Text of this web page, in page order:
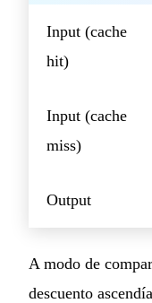
Input (cache
hit)
Input (cache
miss)
Output
A modo de
descuento